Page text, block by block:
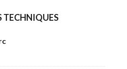
TECHNIQUES